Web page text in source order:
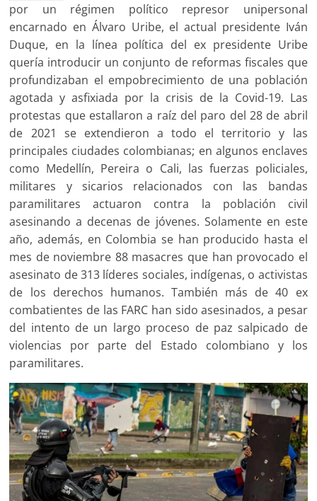
por un régimen político represor unipersonal
encarnado en Álvaro Uribe, el actual presidente Iván
Duque, en la línea política del ex presidente Uribe
quería introducir un conjunto de reformas fiscales que
profundizaban el empobrecimiento de una población
agotada y asfixiada por la crisis de la Covid-19. Las
protestas que estallaron a raíz del paro del 28 de abril
de 2021 se extendieron a todo el territorio y las
principales ciudades colombianas; en algunos enclaves
como Medellín, Pereira o Cali, las fuerzas policiales,
militares y sicarios relacionados con las bandas
paramilitares actuaron contra la población civil
asesinando a decenas de jóvenes. Solamente en este
año, además, en Colombia se han producido hasta el
mes de noviembre 88 masacres que han provocado el
asesinato de 313 líderes sociales, indígenas, o activistas
de los derechos humanos. También más de 40 ex
combatientes de las FARC han sido asesinados, a pesar
del intento de un largo proceso de paz salpicado de
violencias por parte del Estado colombiano y los
paramilitares.